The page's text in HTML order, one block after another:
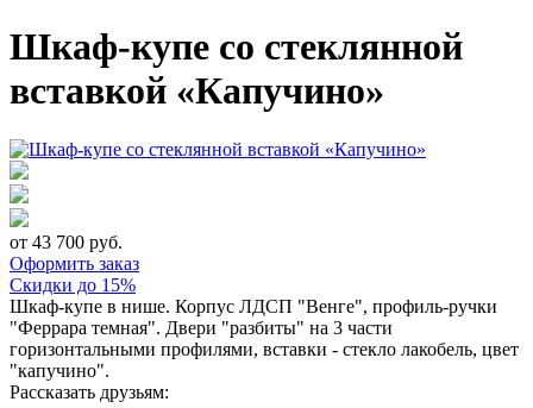
Шкаф-купе со стеклянной
вставкой «Капучино»
от 43 700 руб.
Оформить заказ
Скидки до 15%
Шкаф-купе в нише. Корпус ЛДСП "Венге", профиль-ручки
"Феррара темная". Двери "разбиты" на 3 части
горизонтальными профилями, вставки - стекло лакобель, цвет
"капучино".
Рассказать друзьям: